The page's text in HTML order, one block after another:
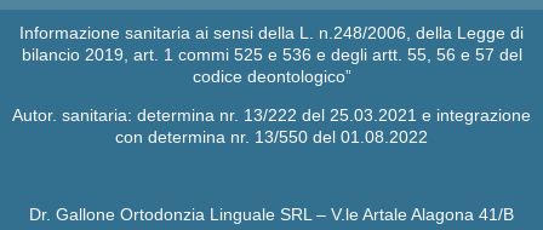
Informazione sanitaria ai sensi della L. n.248/2006, della Legge di
bilancio 2019, art. 1 commi 525 e 536 e degli artt. 55, 56 e 57 del
codice deontologico”
Autor. sanitaria: determina nr. 13/222 del 25.03.2021 e integrazione
con determina nr. 13/550 del 01.08.2022
Dr. Gallone Ortodonzia Linguale SRL – V.le Artale Alagona 41/B